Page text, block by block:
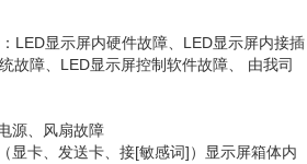
LED显示屏内硬件故障、LED显示屏内接插
故障、LED显示屏控制软件故障、 由我司
源、风扇故障
显卡、发送卡、接[敏感词]）显示屏箱体内